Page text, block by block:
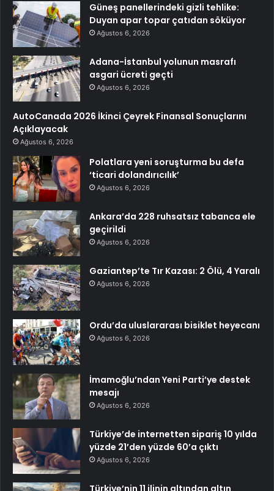
Güneş panellerindeki gizli tehlike:
Duyan apar topar çatıdan söküyor
Ağustos 6, 2026
Adana-İstanbul yolunun masrafı
asgari ücreti geçti
Ağustos 6, 2026
AutoCanada 2026 İkinci Çeyrek Finansal Sonuçlarını
Açıklayacak
Ağustos 6, 2026
Polatlara yeni soruşturma bu defa
‘ticari dolandırıcılık’
Ağustos 6, 2026
Ankara’da 228 ruhsatsız tabanca ele
geçirildi
Ağustos 6, 2026
Gaziantep’te Tır Kazası: 2 Ölü, 4 Yaralı
Ağustos 6, 2026
Ordu’da uluslararası bisiklet heyecanı
Ağustos 6, 2026
İmamoğlu’ndan Yeni Parti’ye destek
mesajı
Ağustos 6, 2026
Türkiye’de internetten sipariş 10 yılda
yüzde 21’den yüzde 60’a çıktı
Ağustos 6, 2026
Türkiye’nin 11 ilinin altından altın